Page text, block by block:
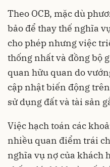
Theo OCB, mặc dù
bảo để thay thế nghĩa
cho phép nhưng việc
thống nhất và đồng bộ
quan hữu quan do
cập nhật biến động
sử dụng đất và tài sản
Việc hạch toán các
nhiều quan điểm trái
nghĩa vụ nợ của khách